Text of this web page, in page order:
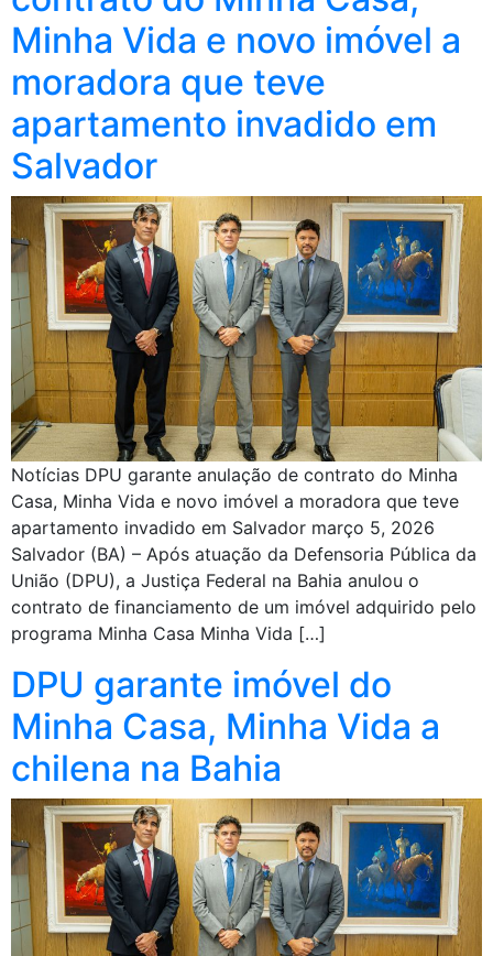
Minha Vida e novo imóvel a
moradora que teve
apartamento invadido em
Salvador
Notícias DPU garante anulação de contrato do Minha
Casa, Minha Vida e novo imóvel a moradora que teve
apartamento invadido em Salvador março 5, 2026
Salvador (BA) – Após atuação da Defensoria Pública da
União (DPU), a Justiça Federal na Bahia anulou o
contrato de financiamento de um imóvel adquirido pelo
programa Minha Casa Minha Vida […]
DPU garante imóvel do
Minha Casa, Minha Vida a
chilena na Bahia